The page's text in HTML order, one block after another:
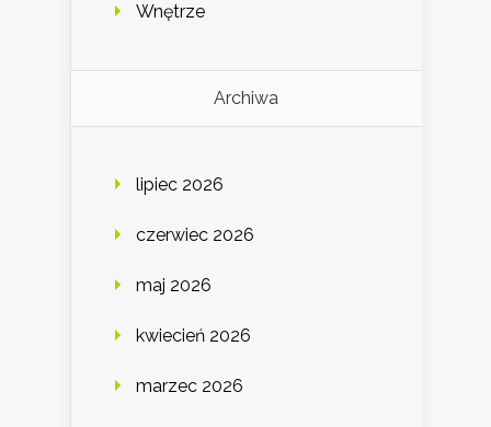
Wnętrze
Archiwa
lipiec 2026
czerwiec 2026
maj 2026
kwiecień 2026
marzec 2026